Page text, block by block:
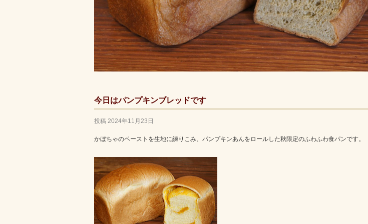
今日はパンプキンブレッドです
投稿 2024年11月23日
かぼちゃのペーストを生地に練りこみ、パンプキンあんをロールした秋限定のふわふわ食パンです。